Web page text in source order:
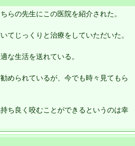
らの先生にこの医院を紹介された。
てじっくりと治療をしていただいた。
な生活を送れている。
められているが、今でも時々見てもら
ち良く咬むことができるというのは幸